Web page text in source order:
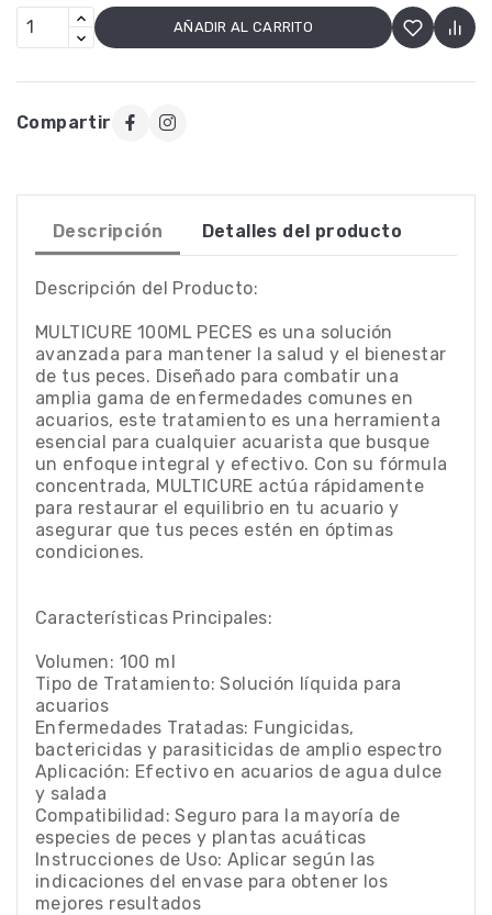
AÑADIR AL CARRITO
Compartir
Descripción Detalles del producto
Descripción del Producto:
MULTICURE 100ML PECES es una solución
avanzada para mantener la salud y el bienestar
de tus peces. Diseñado para combatir una
amplia gama de enfermedades comunes en
acuarios, este tratamiento es una herramienta
esencial para cualquier acuarista que busque
un enfoque integral y efectivo. Con su fórmula
concentrada, MULTICURE actúa rápidamente
para restaurar el equilibrio en tu acuario y
asegurar que tus peces estén en óptimas
condiciones.
Características Principales:
Volumen: 100 ml
Tipo de Tratamiento: Solución líquida para
acuarios
Enfermedades Tratadas: Fungicidas,
bactericidas y parasiticidas de amplio espectro
Aplicación: Efectivo en acuarios de agua dulce
y salada
Compatibilidad: Seguro para la mayoría de
especies de peces y plantas acuáticas
Instrucciones de Uso: Aplicar según las
indicaciones del envase para obtener los
mejores resultados